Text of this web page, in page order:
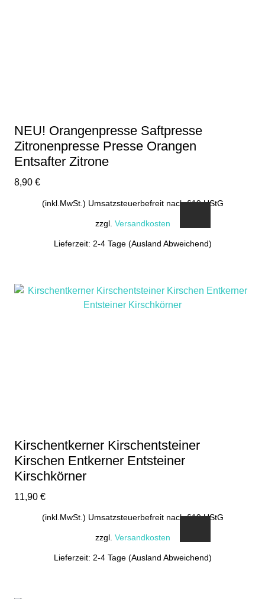
NEU! Orangenpresse Saftpresse
Zitronenpresse Presse Orangen
Entsafter Zitrone
8,90 €
(inkl.MwSt.) Umsatzsteuerbefreit nach §19 UStG
zzgl. Versandkosten
Lieferzeit: 2-4 Tage (Ausland Abweichend)
Kirschentkerner Kirschentsteiner
Kirschen Entkerner Entsteiner
Kirschkörner
11,90 €
(inkl.MwSt.) Umsatzsteuerbefreit nach §19 UStG
zzgl. Versandkosten
Lieferzeit: 2-4 Tage (Ausland Abweichend)